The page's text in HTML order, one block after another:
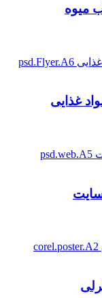
میوه
غذایی
سایت